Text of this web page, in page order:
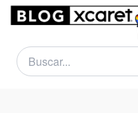
NEWSLETTER